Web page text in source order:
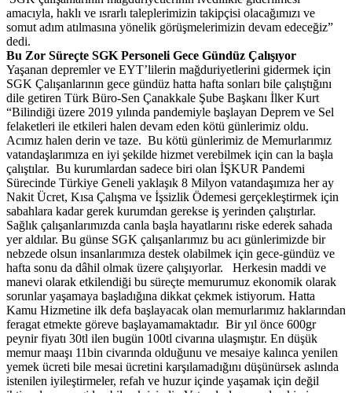
amacıyla, haklı ve ısrarlı taleplerimizin takipçisi olacağımızı ve
somut adım atılmasına yönelik görüşmelerimizin devam edeceğiz”
dedi.
Bu Zor Süreçte SGK Personeli Gece Gündüz Çalışıyor
Yaşanan depremler ve EYT’lilerin mağduriyetlerini gidermek için
SGK Çalışanlarının gece gündüz hatta hafta sonları bile çalıştığını
dile getiren Türk Büro-Sen Çanakkale Şube Başkanı İlker Kurt
“Bilindiği üzere 2019 yılında pandemiyle başlayan Deprem ve Sel
felaketleri ile etkileri halen devam eden kötü günlerimiz oldu.
Acımız halen derin ve taze. Bu kötü günlerimiz de Memurlarımız
vatandaşlarımıza en iyi şekilde hizmet verebilmek için can la başla
çalıştılar. Bu kurumlardan sadece biri olan İŞKUR Pandemi
Sürecinde Türkiye Geneli yaklaşık 8 Milyon vatandaşımıza her ay
Nakit Ücret, Kısa Çalışma ve İşsizlik Ödemesi gerçekleştirmek için
sabahlara kadar gerek kurumdan gerekse iş yerinden çalıştırlar.
Sağlık çalışanlarımızda canla başla hayatlarını riske ederek sahada
yer aldılar. Bu günse SGK çalışanlarımız bu acı günlerimizde bir
nebzede olsun insanlarımıza destek olabilmek için gece-gündüz ve
hafta sonu da dâhil olmak üzere çalışıyorlar. Herkesin maddi ve
manevi olarak etkilendiği bu süreçte memurumuz ekonomik olarak
sorunlar yaşamaya başladığına dikkat çekmek istiyorum. Hatta
Kamu Hizmetine ilk defa başlayacak olan memurlarımız haklarından
feragat etmekte göreve başlayamamaktadır. Bir yıl önce 600gr
peynir fiyatı 30tl ilen bugün 100tl civarına ulaşmıştır. En düşük
memur maaşı 11bin civarında olduğunu ve mesaiye kalınca yenilen
yemek ücreti bile mesai ücretini karşılamadığını düşünürsek aslında
istenilen iyileştirmeler, refah ve huzur içinde yaşamak için değil